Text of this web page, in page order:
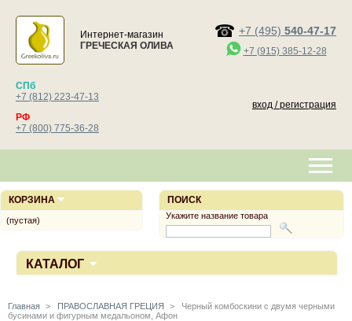
Интернет-магазин
ГРЕЧЕСКАЯ ОЛИВА
+7 (495) 540-47-17
+7 (915) 385-12-28
СПб
+7 (812) 223-47-13
РФ
+7 (800) 775-36-28
вход / регистрация
КАТАЛОГ
Главная > ПРАВОСЛАВНАЯ ГРЕЦИЯ >
Черный комбоскини с двумя черными
бусинами и фигурным медальоном, Афон
ПОИСК
Укажите название товара
КОРЗИНА
(пустая)